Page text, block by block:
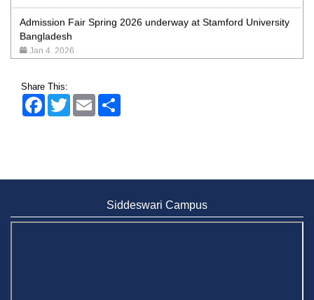
Admission Fair Spring 2026 underway at Stamford University
Bangladesh
Jan 4, 2026
Jul 14, 2026
BUBT Vice-Chancellor Pays Courtesy Call on Stamford VC
BUFT, Stamford VCs meet to strengthen academic
Share This:
FacebookTwitter Email
Siddeswari Campus